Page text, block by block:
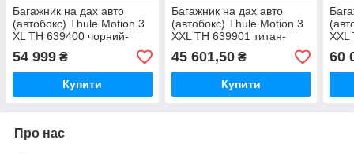
Багажник на дах авто
(автобокс) Thule Motion 3
XL TH 639400 чорний-
блискучий 400л 216х89х35
75кг
54 999 ₴
Купити
Багажник на дах авто
(автобокс) Thule Motion 3
XXL TH 639901 титан-
блискучий 600л 232х92х45
75кг
45 601,50₴
Купити
XXL
75кг
60
Про нас